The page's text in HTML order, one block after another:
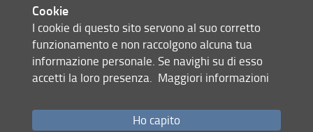
Mappa del sito
RSS feed
Privacy
Accessibilità e usabilità
Cookie
I cookie di questo sito servono al suo corretto
funzionamento e non raccolgono alcuna tua
informazione personale. Se navighi su di esso
accetti la loro presenza. Maggiori informazioni
Ho capito